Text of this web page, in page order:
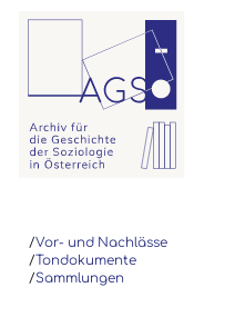
/Vor- und Nachlässe
/Tondokumente
/Sammlungen